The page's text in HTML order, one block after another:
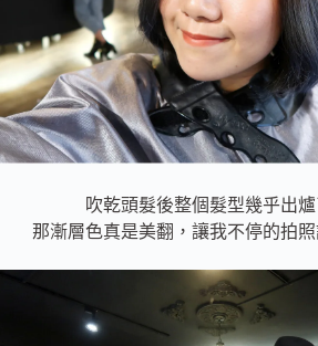
吹乾頭髮後整個髮型幾乎出爐
那漸層色真是美翻，讓我不停的拍照